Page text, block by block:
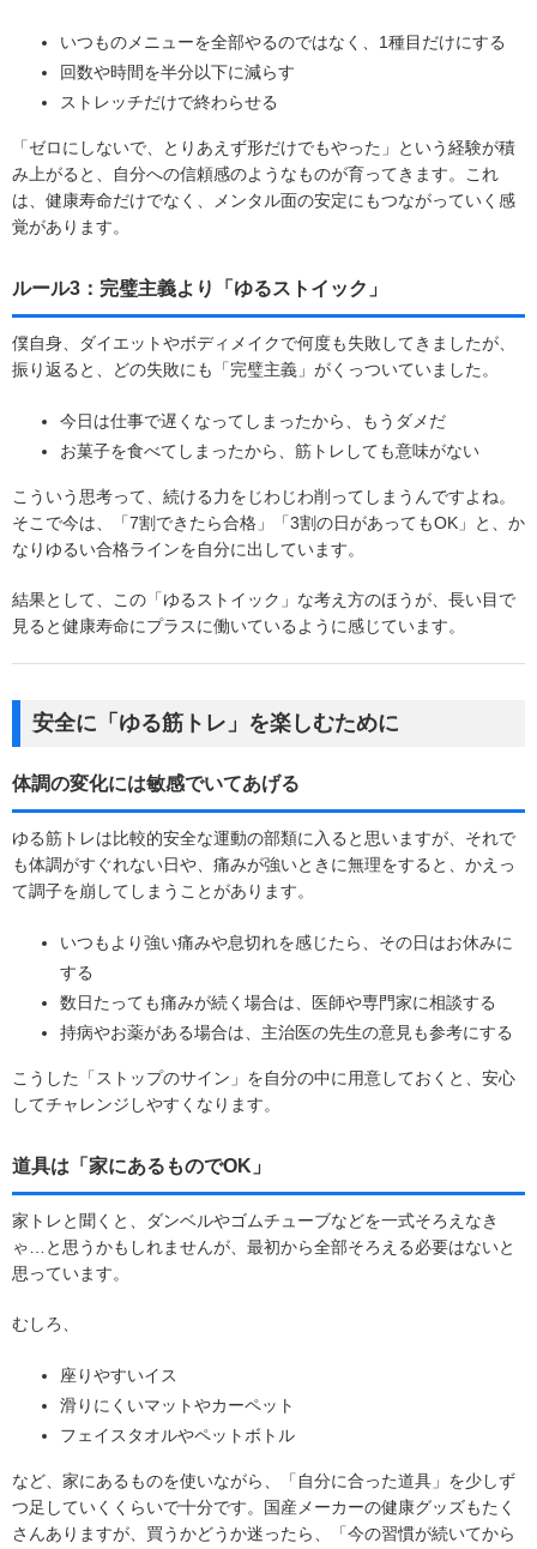
いつものメニューを全部やるのではなく、1種目だけにする
回数や時間を半分以下に減らす
ストレッチだけで終わらせる
「ゼロにしないで、とりあえず形だけでもやった」という経験が積
み上がると、自分への信頼感のようなものが育ってきます。これ
は、健康寿命だけでなく、メンタル面の安定にもつながっていく感
覚があります。
ルール3：完璧主義より「ゆるストイック」
僕自身、ダイエットやボディメイクで何度も失敗してきましたが、
振り返ると、どの失敗にも「完璧主義」がくっついていました。
今日は仕事で遅くなってしまったから、もうダメだ
お菓子を食べてしまったから、筋トレしても意味がない
こういう思考って、続ける力をじわじわ削ってしまうんですよね。
そこで今は、「7割できたら合格」「3割の日があってもOK」と、か
なりゆるい合格ラインを自分に出しています。
結果として、この「ゆるストイック」な考え方のほうが、長い目で
見ると健康寿命にプラスに働いているように感じています。
安全に「ゆる筋トレ」を楽しむために
体調の変化には敏感でいてあげる
ゆる筋トレは比較的安全な運動の部類に入ると思いますが、それで
も体調がすぐれない日や、痛みが強いときに無理をすると、かえっ
て調子を崩してしまうことがあります。
いつもより強い痛みや息切れを感じたら、その日はお休みに
する
数日たっても痛みが続く場合は、医師や専門家に相談する
持病やお薬がある場合は、主治医の先生の意見も参考にする
こうした「ストップのサイン」を自分の中に用意しておくと、安心
してチャレンジしやすくなります。
道具は「家にあるものでOK」
家トレと聞くと、ダンベルやゴムチューブなどを一式そろえなき
ゃ…と思うかもしれませんが、最初から全部そろえる必要はないと
思っています。
むしろ、
座りやすいイス
滑りにくいマットやカーペット
フェイスタオルやペットボトル
など、家にあるものを使いながら、「自分に合った道具」を少しず
つ足していくくらいで十分です。国産メーカーの健康グッズもたく
さんありますが、買うかどうか迷ったら、「今の習慣が続いてから